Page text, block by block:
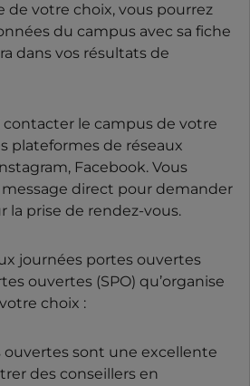
de votre choix, vous pourrez
du campus avec sa fiche
dans vos résultats de
contacter le campus de votre
plateformes de réseaux
Facebook. Vous
direct pour demander
la prise de rendez-vous.
journées portes ouvertes
ouvertes (SPO) qu’organise
choix :
ouvertes sont une excellente
des conseillers en